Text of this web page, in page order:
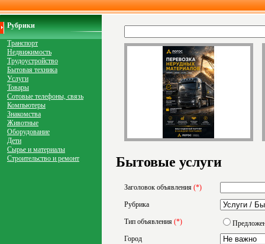
Рубрики
Транспорт
Недвижимость
Трудоустройство
Бытовая техника
Услуги
Товары
Сотовые телефоны, связь
Компьютеры
Знакомства
Животные
Оборудование
Дети
Сырье и материалы
Строительство и ремонт
Бытовые услуги
Заголовок объявления (*)
Рубрика
Тип объявления (*)
Город